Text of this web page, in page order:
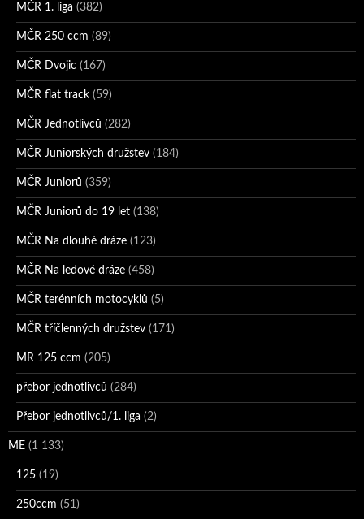
MČR 1. liga (382)
MČR 250 ccm (89)
MČR Dvojic (167)
MČR flat track (59)
MČR Jednotlivců (282)
MČR Juniorských družstev (184)
MČR Juniorů (359)
MČR Juniorů do 19 let (138)
MČR Na dlouhé dráze (123)
MČR Na ledové dráze (458)
MČR terénních motocyklů (5)
MČR tříčlenných družstev (171)
MR 125 ccm (205)
přebor jednotlivců (284)
Přebor jednotlivců/1. liga (2)
ME (1 133)
125 (19)
250ccm (51)